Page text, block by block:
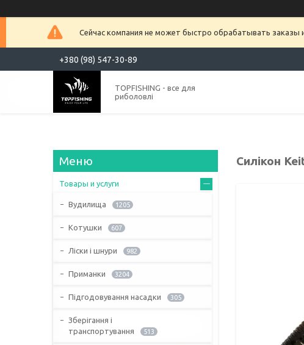
Сейчас компания не может быстро обрабатывать заказы
+380 (98) 547-30-89
TOPFISHING - все для
риболовлі
Силікон
Товары и услуги
Вудилища 1205
Котушки 607
Ліски і шнури 982
Приманки 3204
Підгодовування насадки 305
Зберігання і
транспортування
513